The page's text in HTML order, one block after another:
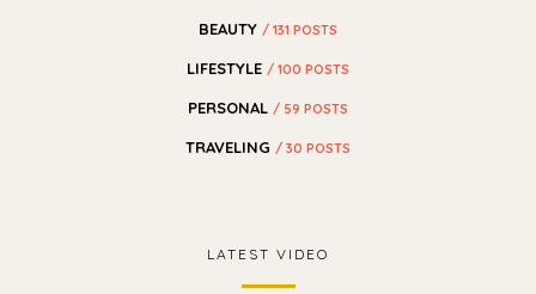
BEAUTY / 131 POSTS
LIFESTYLE / 100 POSTS
PERSONAL / 59 POSTS
TRAVELING / 30 POSTS
LATEST VIDEO